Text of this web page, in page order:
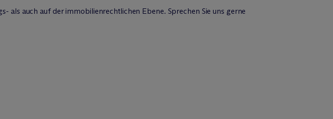
als auch auf der immobilienrechtlichen Ebene. Sprechen Sie uns gerne